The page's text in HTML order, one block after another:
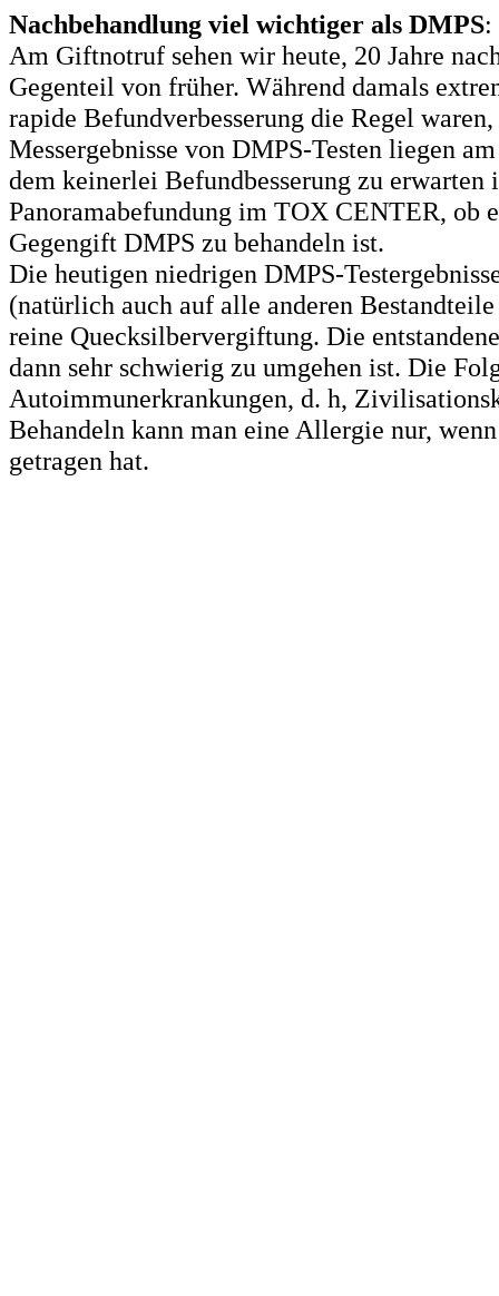
Nachbehandlung viel wichtiger als DMPS:
Am Giftnotruf sehen wir heute, 20 Jahre
Gegenteil von früher. Während damals
rapide Befundverbesserung die Regel
Messergebnisse von DMPS-Testen liegen
dem keinerlei Befundbesserung zu erwarten
Panoramabefundung im TOX CENTER, ob
Gegengift DMPS zu behandeln ist.
Die heutigen niedrigen DMPS-
(natürlich auch auf alle anderen
reine Quecksilbervergiftung. Die
dann sehr schwierig zu umgehen ist. Die
Autoimmunerkrankungen, d. h,
Behandeln kann man eine Allergie nur,
getragen hat.